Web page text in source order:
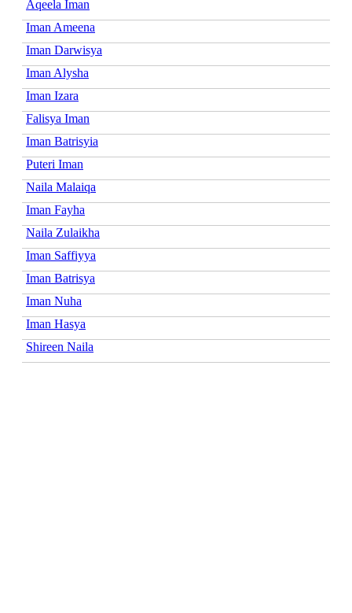
Aqeela Iman
Iman Ameena
Iman Darwisya
Iman Alysha
Iman Izara
Falisya Iman
Iman Batrisyia
Puteri Iman
Naila Malaiqa
Iman Fayha
Naila Zulaikha
Iman Saffiyya
Iman Batrisya
Iman Nuha
Iman Hasya
Shireen Naila